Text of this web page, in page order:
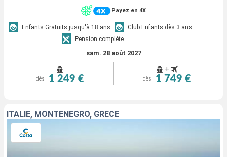
Payez en 4X
Enfants Gratuits jusqu'à 18 ans
Club Enfants dès 3 ans
Pension complète
sam. 28 août 2027
dès 1 249 €
+
dès 1 749 €
ITALIE, MONTENEGRO, GRÈCE